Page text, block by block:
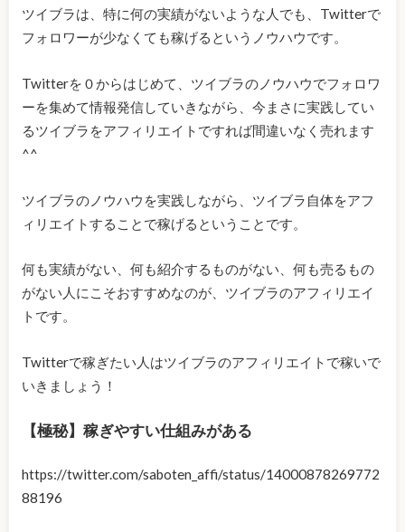
ツイブラは、特に何の実績がないような人でも、Twitterで
フォロワーが少なくても稼げるというノウハウです。
Twitterを０からはじめて、ツイブラのノウハウでフォロワ
ーを集めて情報発信していきながら、今まさに実践してい
るツイブラをアフィリエイトですれば間違いなく売れます
^^
ツイブラのノウハウを実践しながら、ツイブラ自体をアフ
ィリエイトすることで稼げるということです。
何も実績がない、何も紹介するものがない、何も売るもの
がない人にこそおすすめなのが、ツイブラのアフィリエイ
トです。
Twitterで稼ぎたい人はツイブラのアフィリエイトで稼いで
いきましょう！
【極秘】稼ぎやすい仕組みがある
https://twitter.com/saboten_affi/status/14000878269772
88196